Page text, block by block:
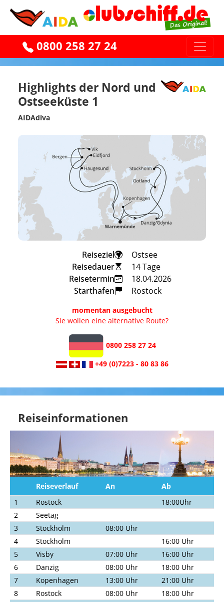
0800 258 27 24
Highlights der Nord und
Ostseeküste 1
AIDAdiva
Reiseziel
Ostsee
Reisedauer
14 Tage
Reisetermin
18.04.2026
Starthafen
Rostock
momentan ausgebucht
Sie wollen eine alternative Route?
0800 258 27 24
+49 (0)7223 - 80 83 86
Reiseinformationen
Reiseverlauf An
Ab
1
Rostock
18:00Uhr
2
Seetag
3
Stockholm
08:00 Uhr
4
Stockholm
16:00 Uhr
5
Visby 07:00 Uhr
16:00 Uhr
6
Danzig 08:00 Uhr
18:00 Uhr
7
Kopenhagen 13:00 Uhr
21:00 Uhr
8
Rostock 08:00 Uhr
18:00 Uhr